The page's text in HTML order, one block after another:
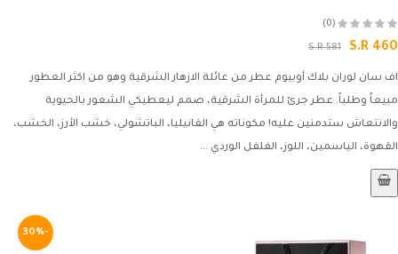
(0)
S.R 460
S.R 581
اف سان لوران بلاك أوبيوم عطر من عائلة الازهار الشرقية وهو من اكثر العطور
مبيعاً وطلباً. عطر جرئ للمرأة الشرقية، صمم ليعطيكي الشعور بالحيوية
والانتعاش ستدمنين عليه! مكوناته هي الفانيليا، الباتشولي، خشب الأرز، الخشب،
القهوة، الياسمين، اللوز، الفلفل الوردي ...
-30%